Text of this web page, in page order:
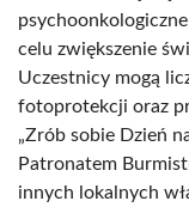
celu zwiększenie
Uczestnicy mogą
fotoprotekcji oraz
„Zrób sobie Dzień
Patronatem
innych lokalnych